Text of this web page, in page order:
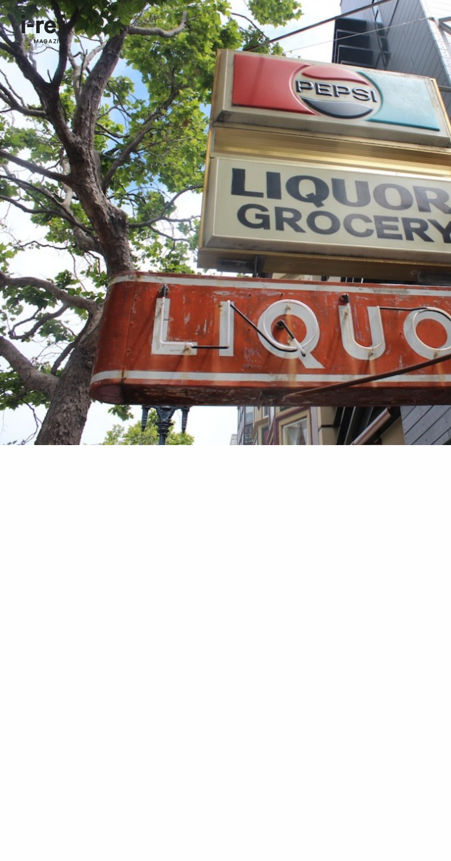
i-ref
MAGAZIN